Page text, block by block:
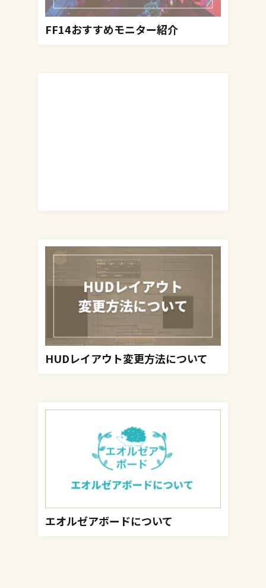
FF14おすすめモニター紹介
HUDレイアウト変更方法について
エオルゼアボードについて